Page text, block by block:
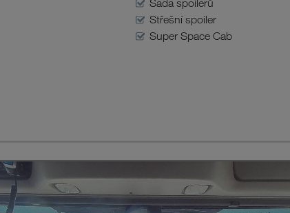
Sada spoilerů
Střešní spoiler
Super Space Cab